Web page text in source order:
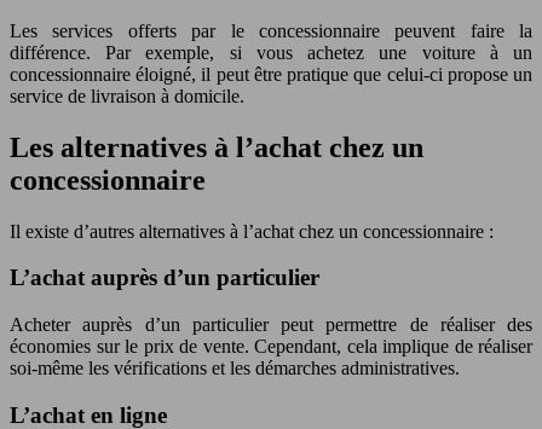
Les services offerts par le concessionnaire peuvent faire la
différence. Par exemple, si vous achetez une voiture à un
concessionnaire éloigné, il peut être pratique que celui-ci propose un
service de livraison à domicile.
Les alternatives à l’achat chez un
concessionnaire
Il existe d’autres alternatives à l’achat chez un concessionnaire :
L’achat auprès d’un particulier
Acheter auprès d’un particulier peut permettre de réaliser des
économies sur le prix de vente. Cependant, cela implique de réaliser
soi-même les vérifications et les démarches administratives.
L’achat en ligne